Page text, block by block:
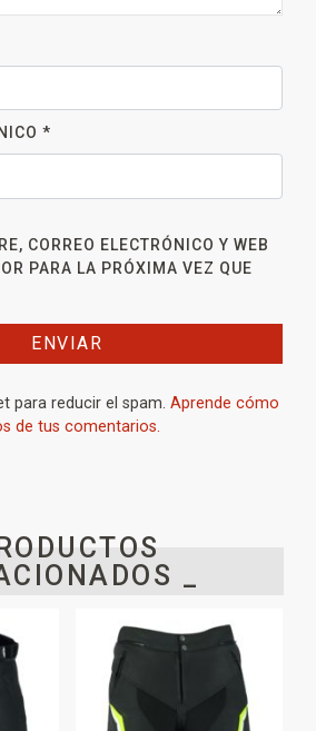
*
CORREO ELECTRÓNICO Y WEB
PARA LA PRÓXIMA VEZ QUE
para reducir el spam. Aprende cómo
de tus comentarios.
_